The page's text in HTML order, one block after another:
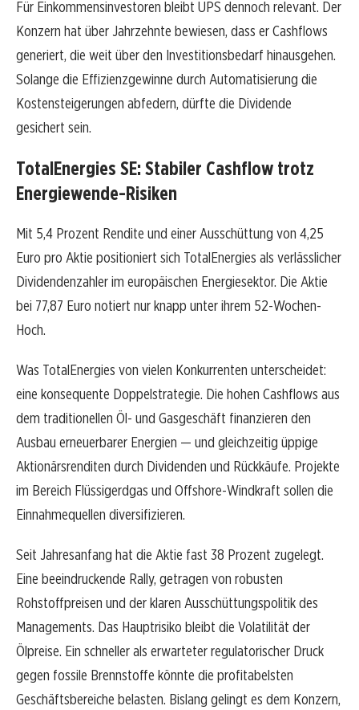
Für Einkommensinvestoren bleibt UPS dennoch relevant. Der
Konzern hat über Jahrzehnte bewiesen, dass er Cashflows
generiert, die weit über den Investitionsbedarf hinausgehen.
Solange die Effizienzgewinne durch Automatisierung die
Kostensteigerungen abfedern, dürfte die Dividende
gesichert sein.
TotalEnergies SE: Stabiler Cashflow trotz
Energiewende-Risiken
Mit 5,4 Prozent Rendite und einer Ausschüttung von 4,25
Euro pro Aktie positioniert sich TotalEnergies als verlässlicher
Dividendenzahler im europäischen Energiesektor. Die Aktie
bei 77,87 Euro notiert nur knapp unter ihrem 52-Wochen-
Hoch.
Was TotalEnergies von vielen Konkurrenten unterscheidet:
eine konsequente Doppelstrategie. Die hohen Cashflows aus
dem traditionellen Öl- und Gasgeschäft finanzieren den
Ausbau erneuerbarer Energien — und gleichzeitig üppige
Aktionärsrenditen durch Dividenden und Rückkäufe. Projekte
im Bereich Flüssigerdgas und Offshore-Windkraft sollen die
Einnahmequellen diversifizieren.
Seit Jahresanfang hat die Aktie fast 38 Prozent zugelegt.
Eine beeindruckende Rally, getragen von robusten
Rohstoffpreisen und der klaren Ausschüttungspolitik des
Managements. Das Hauptrisiko bleibt die Volatilität der
Ölpreise. Ein schneller als erwarteter regulatorischer Druck
gegen fossile Brennstoffe könnte die profitabelsten
Geschäftsbereiche belasten. Bislang gelingt es dem Konzern,